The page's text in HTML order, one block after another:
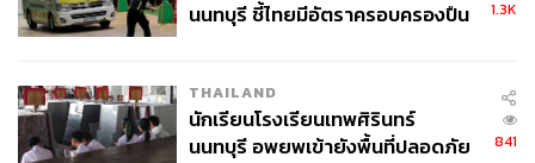
นนทบุรี ชี้ไทยมีอัตราครอบครองปืน
1.3K
THAILAND
นักเรียนโรงเรียนเทพศิรินทร์
นนทบุรี อพยพเข้ายังพื้นที่ปลอดภัย
841